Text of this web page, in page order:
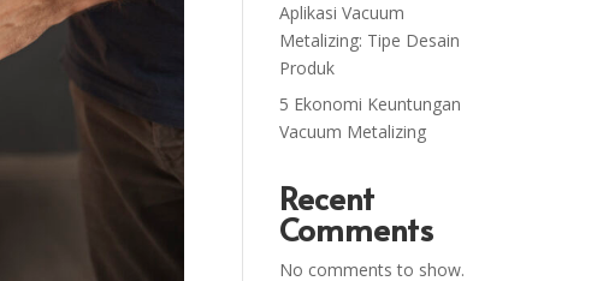
Aplikasi Vacuum
Metalizing: Tipe Desain
Produk
5 Ekonomi Keuntungan
Vacuum Metalizing
Recent
Comments
No comments to show.